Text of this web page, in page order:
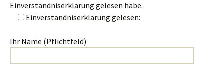
Einverständniserklärung gelesen habe.
Einverständniserklärung gelesen:
Ihr Name (Pflichtfeld)